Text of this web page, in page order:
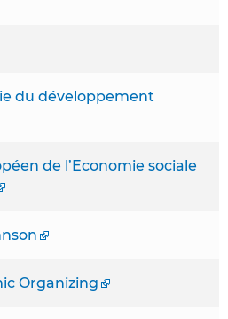
du développement
de l’Economie sociale
Organizing